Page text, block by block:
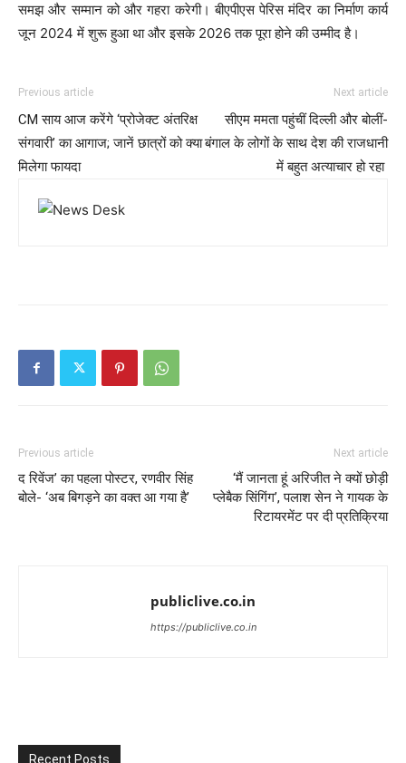
समझ और सम्मान को और गहरा करेगी। बीएपीएस पेरिस मंदिर का निर्माण कार्य
जून 2024 में शुरू हुआ था और इसके 2026 तक पूरा होने की उम्मीद है।
Previous article
CM साय आज करेंगे ‘प्रोजेक्ट अंतरिक्ष
संगवारी’ का आगाज; जानें छात्रों को क्या
मिलेगा फायदा
Next article
सीएम ममता पहुंचीं दिल्ली और बोलीं-
बंगाल के लोगों के साथ देश की राजधानी
में बहुत अत्याचार हो रहा
Previous article
द रिवेंज’ का पहला पोस्टर, रणवीर सिंह
बोले- ‘अब बिगड़ने का वक्त आ गया है’
Next article
‘मैं जानता हूं अरिजीत ने क्यों छोड़ी
प्लेबैक सिंगिंग’, पलाश सेन ने गायक के
रिटायरमेंट पर दी प्रतिक्रिया
publiclive.co.in
https://publiclive.co.in
Recent Posts